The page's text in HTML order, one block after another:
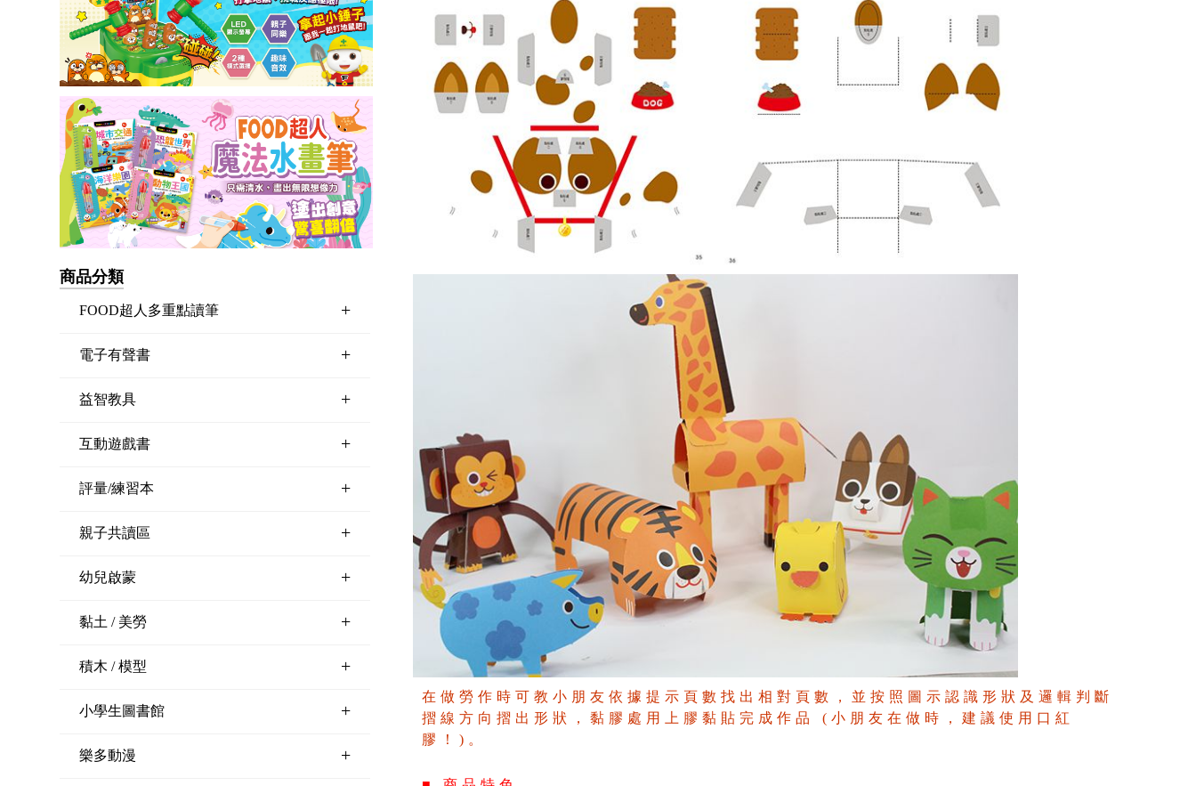
商品分類
FOOD超人多重點讀筆 +
電子有聲書 +
益智教具 +
互動遊戲書 +
評量/練習本 +
親子共讀區 +
幼兒啟蒙 +
黏土 / 美勞 +
積木 / 模型 +
小學生圖書館 +
樂多動漫 +
在做勞作時可教小朋友依據提示頁數找出相對頁數，並按照圖示認識形狀及邏輯判斷
摺線方向摺出形狀，黏膠處用上膠黏貼完成作品 (小朋友在做時，建議使用口紅
膠！)。